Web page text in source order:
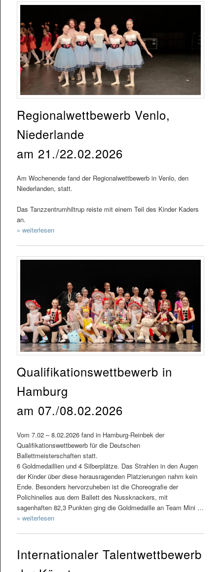
Regionalwettbewerb Venlo,
Niederlande
am 21./22.02.2026
Am Wochenende fand der Regionalwettbewerb in Venlo, den
Niederlanden, statt.
Das Tanzzentrumhiltrup reiste mit einem Teil des Kinder Kaders
an.
» weiterlesen
Qualifikationswettbewerb in
Hamburg
am 07./08.02.2026
Vom 7.02 – 8.02.2026 fand in Hamburg-Reinbek der
Qualifikationswettbewerb für die Deutschen
Ballettmeisterschaften statt.
6 Goldmedaillien und 4 Silberplätze. Das Strahlen in den Augen
der Kinder über diese herausragenden Platzierungen nahm kein
Ende. Besonders hervorzuheben ist die Choreografie der
Polichinelles aus dem Ballett des Nussknackers, mit
sagenhaften 82,3 Punkten ging die Goldmedaille an Team Mini …
» weiterlesen
Internationaler Talentwettbewerb